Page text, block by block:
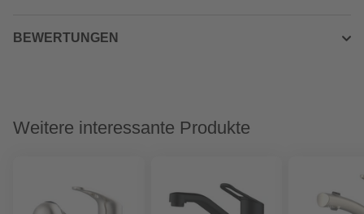
BEWERTUNGEN
Weitere interessante Produkte